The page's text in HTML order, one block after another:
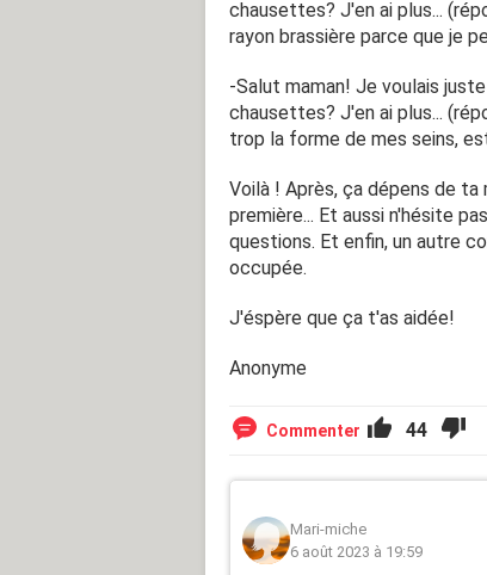
chausettes? J'en ai plus...
rayon brassière parce que je
-Salut maman! Je voulais
chausettes? J'en ai plus...
trop la forme de mes seins,
Voilà ! Après, ça dépens de ta
première... Et aussi n'hésite
questions. Et enfin, un autre
occupée.
J'éspère que ça t'as aidée!
Anonyme
Commenter 44
Mari-miche
6 août 2023 à 19:59